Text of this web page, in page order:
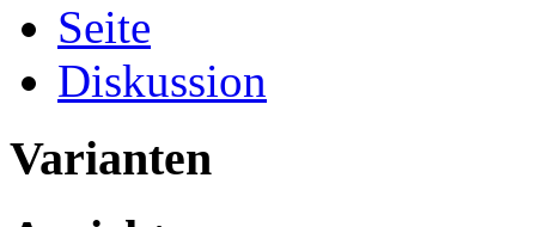
Seite
Diskussion
Varianten